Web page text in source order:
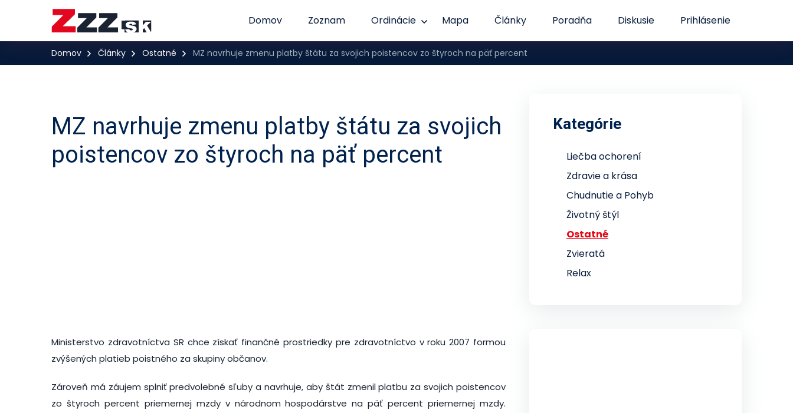
Domov Zoznam Ordinácie Mapa Články Poradňa Diskusie Prihlásenie
Domov Články Ostatné MZ navrhuje zmenu platby štátu za svojich poistencov zo štyroch na päť percent
MZ navrhuje zmenu platby štátu za svojich
poistencov zo štyroch na päť percent
Ministerstvo zdravotníctva SR chce získať finančné prostriedky pre zdravotníctvo v roku 2007 formou
zvýšených platieb poistného za skupiny občanov.
Zároveň má záujem splniť predvolebné sľuby a navrhuje, aby štát zmenil platbu za svojich poistencov
zo štyroch percent priemernej mzdy v národnom hospodárstve na päť percent priemernej mzdy.
Kategórie
Liečba ochorení
Zdravie a krása
Chudnutie a Pohyb
Životný štýl
Ostatné
Zvieratá
Relax